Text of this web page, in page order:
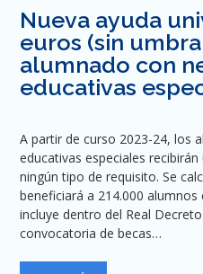
Nueva ayuda
euros (sin
alumnado con
educativas
A partir de curso 2023-24, los
educativas especiales
ningún tipo de requisito. Se
beneficiará a 214.000 alumnos
incluye dentro del Real
convocatoria de becas…